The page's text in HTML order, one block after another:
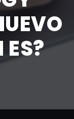
ES?